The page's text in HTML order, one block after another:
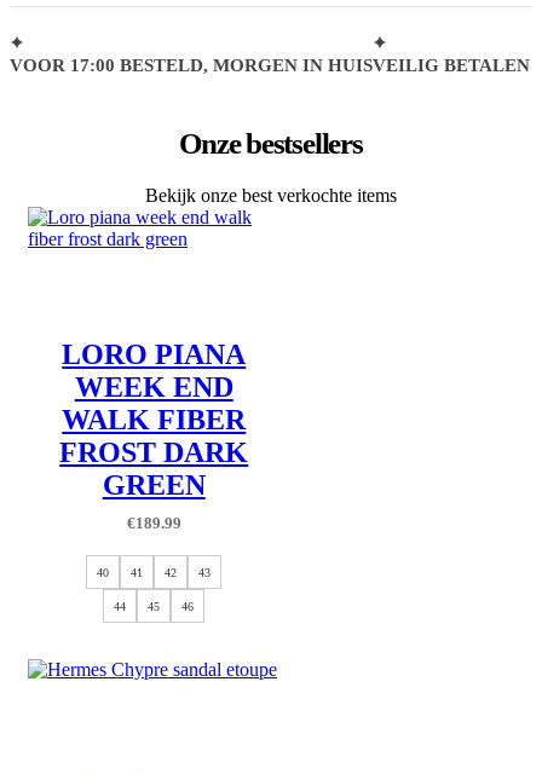
VOOR 17:00 BESTELD, MORGEN IN HUISVEILIG BETALEN
Onze bestsellers
Bekijk onze best verkochte items
LORO PIANA
WEEK END
WALK FIBER
FROST DARK
GREEN
€189.99
40 41 42 43
44 45 46